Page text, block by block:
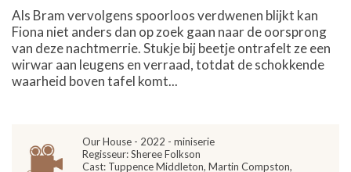
Als Bram vervolgens spoorloos verdwenen blijkt kan
Fiona niet anders dan op zoek gaan naar de oorsprong
van deze nachtmerrie. Stukje bij beetje ontrafelt ze een
wirwar aan leugens en verraad, totdat de schokkende
waarheid boven tafel komt...
Our House - 2022 - miniserie
Regisseur: Sheree Folkson
Cast: Tuppence Middleton, Martin Compston,